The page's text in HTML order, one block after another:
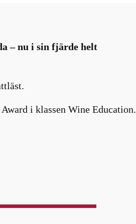
– nu i sin fjärde helt
i klassen Wine Education.